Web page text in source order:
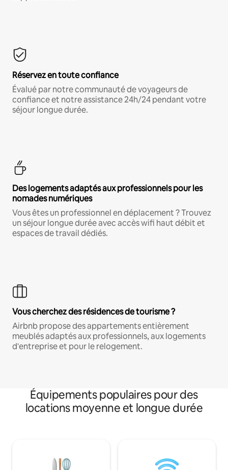
Réservez en toute confiance
Évalué par notre communauté de voyageurs de
confiance et notre assistance 24h/24 pendant votre
séjour longue durée.
Des logements adaptés aux professionnels pour les
nomades numériques
Vous êtes un professionnel en déplacement ? Trouvez
un séjour longue durée avec accès wifi haut débit et
espaces de travail dédiés.
Vous cherchez des résidences de tourisme ?
Airbnb propose des appartements entièrement
meublés adaptés aux professionnels, aux logements
d'entreprise et pour le relogement.
Équipements populaires pour des
locations moyenne et longue durée